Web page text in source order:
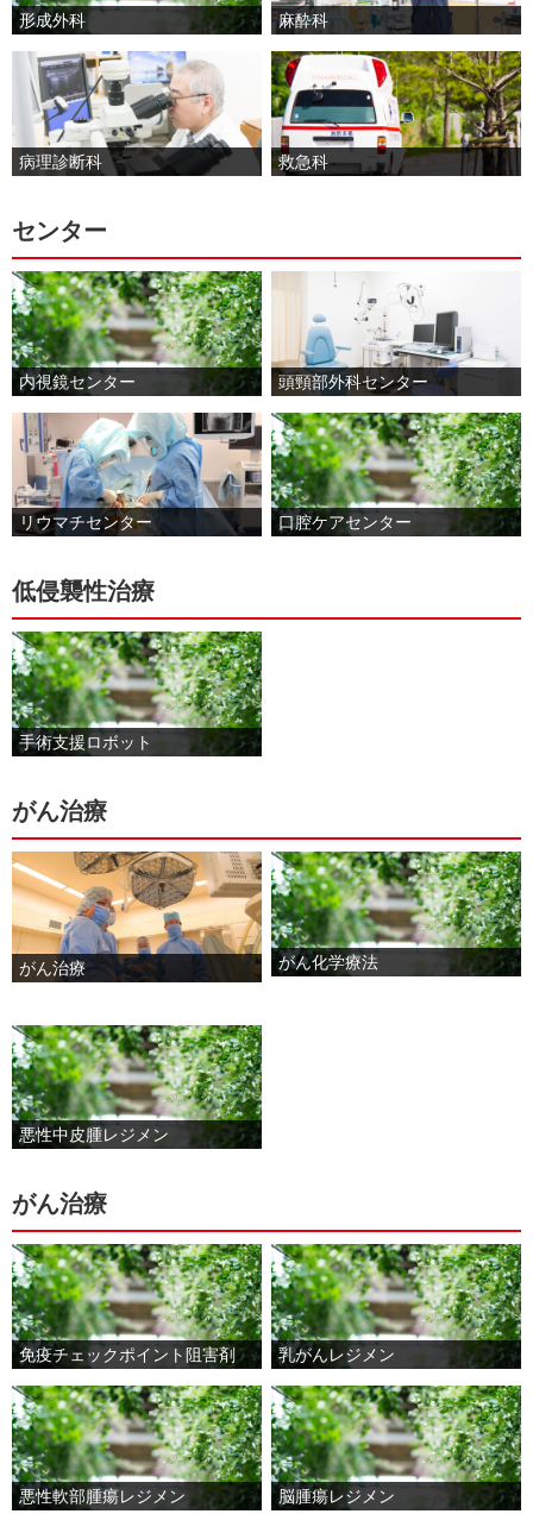
形成外科 麻酔科
病理診断科 救急科
センター
内視鏡センター 頭頸部外科センター
リウマチセンター 口腔ケアセンター
低侵襲性治療
手術支援ロボット
がん治療
がん治療 がん化学療法
悪性中皮腫レジメン
がん治療
免疫チェックポイント阻害剤 乳がんレジメン
悪性軟部腫瘍レジメン 脳腫瘍レジメン